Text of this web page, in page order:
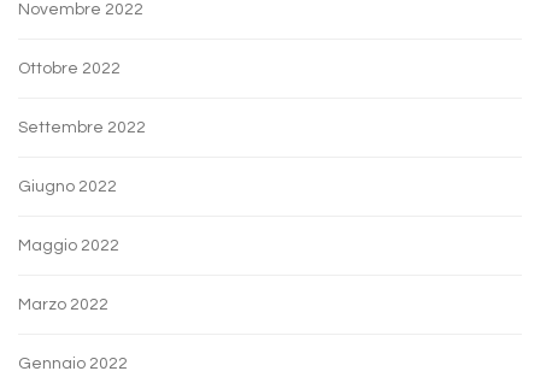
Novembre 2022
Ottobre 2022
Settembre 2022
Giugno 2022
Maggio 2022
Marzo 2022
Gennaio 2022